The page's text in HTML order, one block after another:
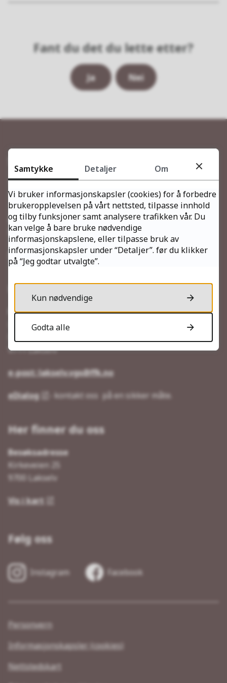
Fant du det du lette etter?
Ja Nei
Telefon
78 96 54 00
Åpningstider
Mandag - Fredag kl. 08.00 - 15.30
Send faktura
Kontakt oss
Postadresse
Lakselv videregående skole
9711 Lakselv
e-post: lakselv.vgs@ffk.no
eDialog - kontakt oss på en sikker måte.
Her finner du oss
Besøksadresse
Kirkeveien 25
9700 Lakselv
Vis i kart
Følg oss
Instagram Facebook
Personvern
Informasjonskapsler (cookies)
Nettstedskart
Samtykke Detaljer Om
Vi bruker informasjonskapsler (cookies) for å forbedre
brukeropplevelsen på vårt nettsted, tilpasse innhold
og tilby funksjoner samt analysere trafikken vår. Du
kan velge å bare bruke nødvendige
informasjonskapslene, eller tilpasse bruk av
informasjonskapsler under “Detaljer”. før du klikker
på “Jeg godtar utvalgte”.
Kun nødvendige
Godta alle